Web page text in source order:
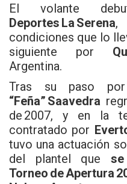
El volante
Deportes La Serena,
condiciones que lo
siguiente por
Argentina.
Tras su paso
“Feña” Saavedra
de 2007, y en la
contratado por
tuvo una actuación
del plantel que
Torneo de Apertura